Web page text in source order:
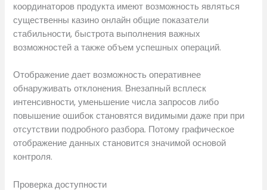
координаторов продукта имеют возможность являться
существенны казино онлайн общие показатели
стабильности, быстрота выполнения важных
возможностей а также объем успешных операций.
Отображение дает возможность оперативнее
обнаруживать отклонения. Внезапный всплеск
интенсивности, уменьшение числа запросов либо
повышение ошибок становятся видимыми даже при при
отсутствии подробного разбора. Потому графическое
отображение данных становится значимой основой
контроля.
Проверка доступности